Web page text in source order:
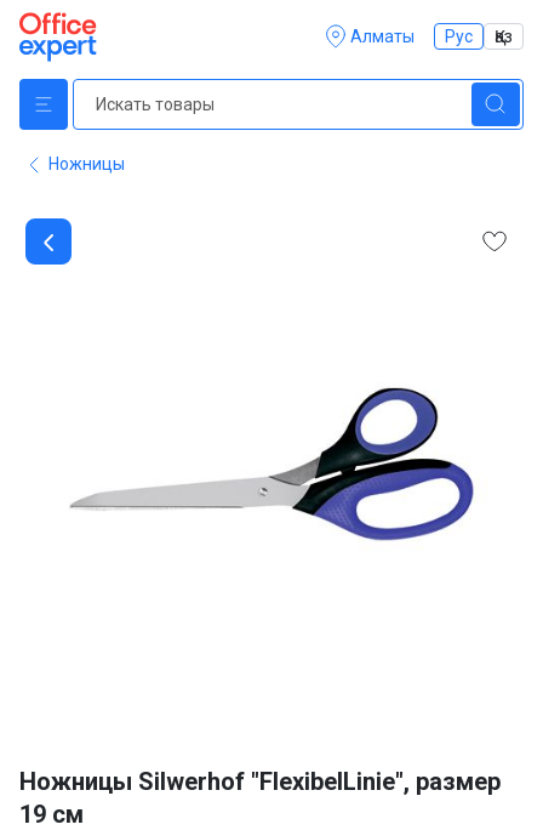
Алматы Рус Қаз
Ножницы
of
1
Ножницы Silwerhof "FlexibelLinie", размер
19 см